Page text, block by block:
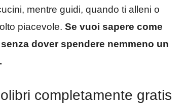
mentre guidi, quando ti alleni o
piacevole. Se vuoi sapere come
dover spendere nemmeno un
completamente gratis